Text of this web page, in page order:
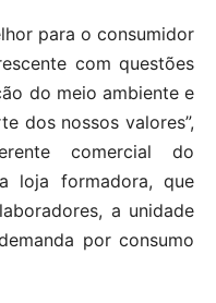
para o consumidor
com questões
do meio ambiente e
dos nossos valores”,
comercial do
loja formadora, que
a unidade
por consumo